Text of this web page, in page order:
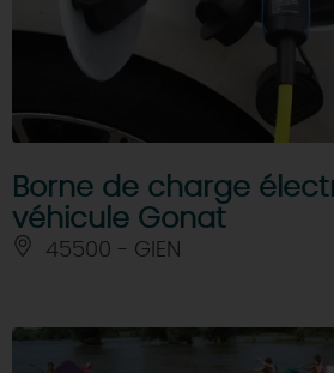
Borne de charge
véhicule Gonat
45500 - GIEN